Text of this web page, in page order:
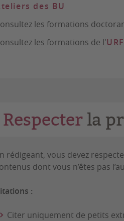
des BU
les formations
les formations de l'
Respecterla
rédigeant, vous devez
dont vous n’êtes pas
:
Citer uniquement de petits